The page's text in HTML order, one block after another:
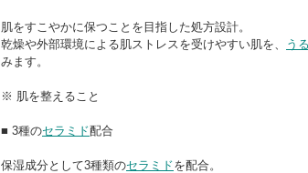
肌をすこやかに保つことを目指した処方設計。
乾燥や外部環境による肌ストレスを受けやすい肌を、
う
みます。
※ 肌を整えること
■ 3種のセラミド配合
保湿成分として3種類のセラミドを配合。